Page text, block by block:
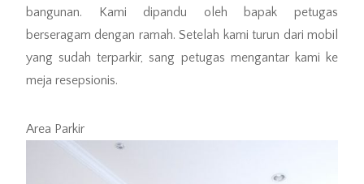
bangunan. Kami dipandu oleh bapak petugas
berseragam dengan ramah. Setelah kami turun dari mobil
yang sudah terparkir, sang petugas mengantar kami ke
meja resepsionis.
Area Parkir